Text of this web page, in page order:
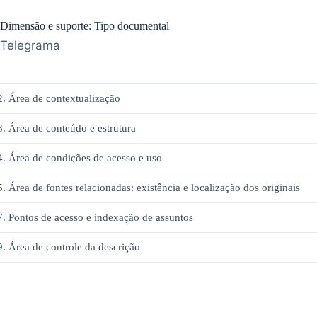
Dimensão e suporte: Tipo documental
Telegrama
Área de contextualização
Área de conteúdo e estrutura
Área de condições de acesso e uso
Área de fontes relacionadas: existência e localização dos originais
Pontos de acesso e indexação de assuntos
Área de controle da descrição